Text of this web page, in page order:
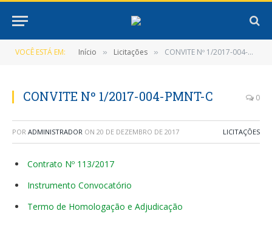
VOCÊ ESTÁ EM: Início » Licitações » CONVITE Nº 1/2017-004-PMNT-C
CONVITE Nº 1/2017-004-PMNT-C 0
POR ADMINISTRADOR ON 20 DE DEZEMBRO DE 2017 LICITAÇÕES
Contrato Nº 113/2017
Instrumento Convocatório
Termo de Homologação e Adjudicação